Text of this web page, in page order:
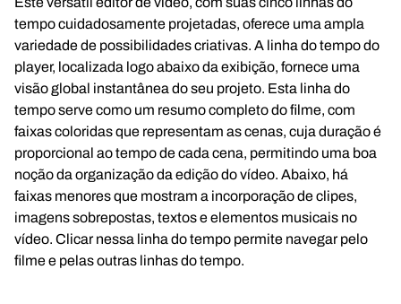
tempo cuidadosamente projetadas, oferece uma ampla
variedade de possibilidades criativas. A linha do tempo do
player, localizada logo abaixo da exibição, fornece uma
visão global instantânea do seu projeto. Esta linha do
tempo serve como um resumo completo do filme, com
faixas coloridas que representam as cenas, cuja duração é
proporcional ao tempo de cada cena, permitindo uma boa
noção da organização da edição do vídeo. Abaixo, há
faixas menores que mostram a incorporação de clipes,
imagens sobrepostas, textos e elementos musicais no
vídeo. Clicar nessa linha do tempo permite navegar pelo
filme e pelas outras linhas do tempo.